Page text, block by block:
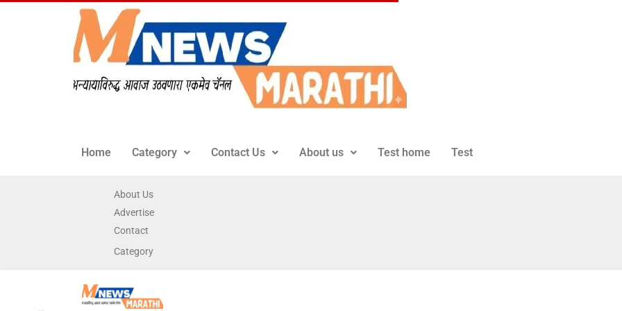
Home Category Contact Us About us Test home Test
About Us
Advertise
Contact
Category